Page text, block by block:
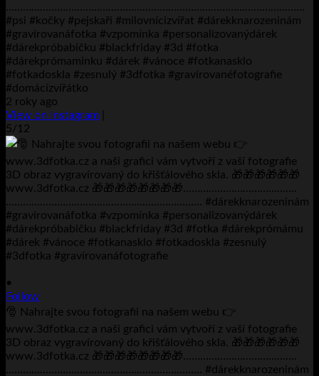
……………………………………………………………………………………………
#psi #kočky #pejskaři #milovnícizvířat #dárekknarozeninám
#gravírovanáfotka #vzpomínka #personalizovanýdárek
#dárekpróbabičku #blackfriday #3d #fotka
#dárekprómaminku #dárek #vánoce #fotkanasklo
#fotkadoskla #zesnulý #3dfotka #gravírovanéfotografie
#domácízvířátko
2 roky ago
View on Instagram
5/12
•
Follow
🎅 Nahrajte svou fotografii na našem webu 👉
www.3dfotka.cz a naši grafici vám vytvoří z vaší fotografie
3D obraz vygravírovaný do křišťálového skla. 🎁🎁🎁🎁🎁🎁
www.3dfotka.cz 🎁🎁🎁🎁🎁🎁🎁🎁………………………………….
…………………………………………………………… #dárekknarozeninám